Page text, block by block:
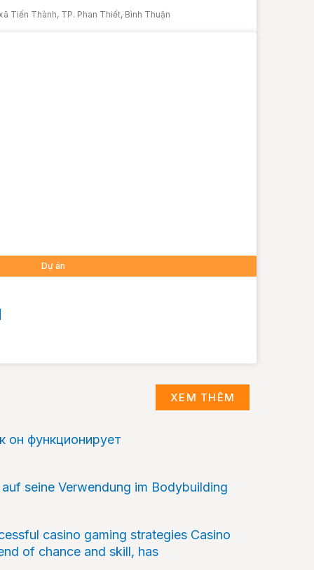
Tiến Thành, TP. Phan Thiết, Bình Thuận
Dự án
XEM THÊM
он функционирует
seine Verwendung im Bodybuilding
casino gaming strategies Casino
of chance and skill, has